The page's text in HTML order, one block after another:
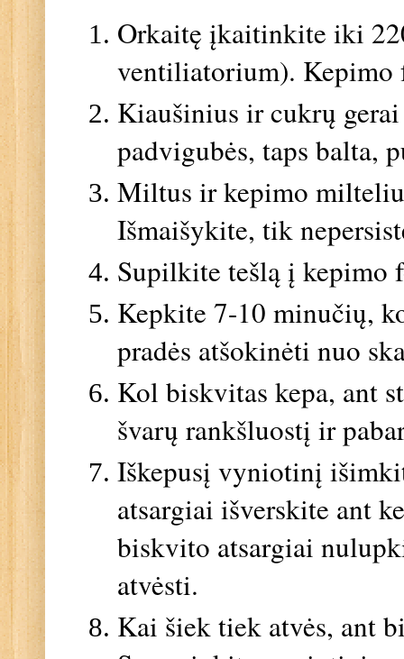
Orkaitę įkaitinkite iki
ventiliatorium).
Kiaušinius ir cukrų
padvigubės, taps balta,
Miltus ir kepimo
Išmaišykite, tik
Supilkite tešlą į
Kepkite 7-10 minučių,
pradės atšokinėti nuo
Kol biskvitas kepa, ant
švarų rankšluostį ir
Iškepusį vyniotinį
atsargiai išverskite ant
biskvito atsargiai
atvėsti.
Kai šiek tiek atvės, ant